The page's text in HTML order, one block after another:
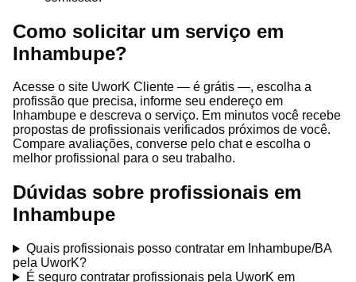
Como solicitar um serviço em
Inhambupe?
Acesse o site UworK Cliente — é grátis —, escolha a
profissão que precisa, informe seu endereço em
Inhambupe e descreva o serviço. Em minutos você recebe
propostas de profissionais verificados próximos de você.
Compare avaliações, converse pelo chat e escolha o
melhor profissional para o seu trabalho.
Dúvidas sobre profissionais em
Inhambupe
Quais profissionais posso contratar em Inhambupe/BA
pela UworK?
É seguro contratar profissionais pela UworK em